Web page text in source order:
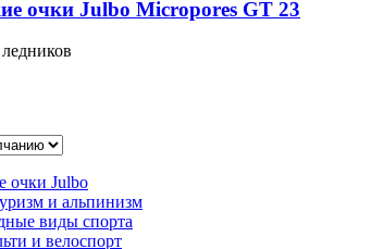
очки Julbo Micropores GT 23
очки Julbo
и альпинизм
виды спорта
и велоспорт